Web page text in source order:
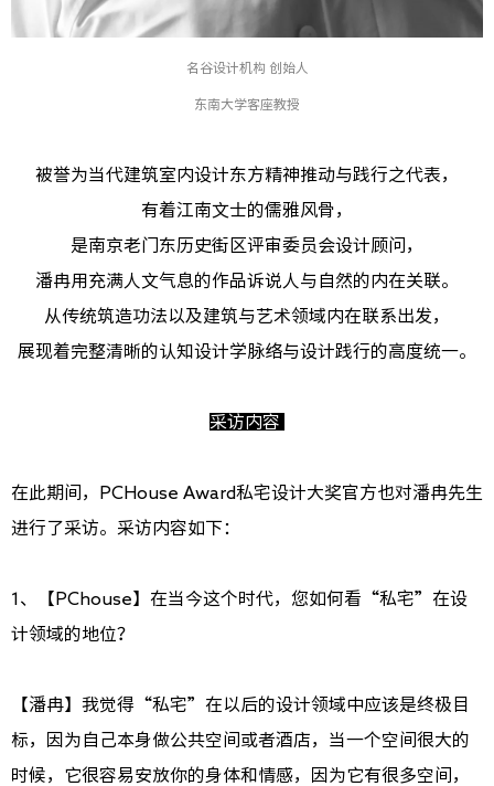
名谷设计机构 创始人
东南大学客座教授
被誉为当代建筑室内设计东方精神推动与践行之代表，
有着江南文士的儒雅风骨，
是南京老门东历史街区评审委员会设计顾问，
潘冉用充满人文气息的作品诉说人与自然的内在关联。
从传统筑造功法以及建筑与艺术领域内在联系出发，
展现着完整清晰的认知设计学脉络与设计践行的高度统一。
采访内容
在此期间，PCHouse Award私宅设计大奖官方也对潘冉先生
进行了采访。采访内容如下：
1、【PChouse】在当今这个时代，您如何看“私宅”在设
计领域的地位？
【潘冉】我觉得“私宅”在以后的设计领域中应该是终极目
标，因为自己本身做公共空间或者酒店，当一个空间很大的
时候，它很容易安放你的身体和情感，因为它有很多空间，